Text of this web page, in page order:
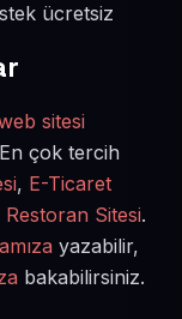
ücretsiz
sitesi
çok tercih
, E-Ticaret
Restoran Sitesi.
yazabilir,
bakabilirsiniz.